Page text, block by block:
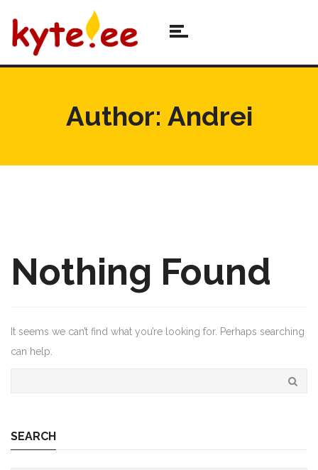
Author: Andrei
Nothing Found
It seems we can’t find what you’re looking for. Perhaps searching
can help.
SEARCH